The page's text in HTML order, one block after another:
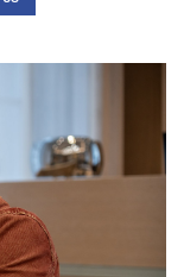
oldal